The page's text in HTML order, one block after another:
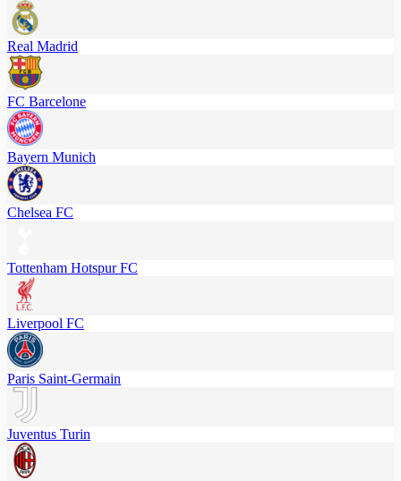
Real Madrid
FC Barcelone
Bayern Munich
Chelsea FC
Tottenham Hotspur FC
Liverpool FC
Paris Saint-Germain
Juventus Turin